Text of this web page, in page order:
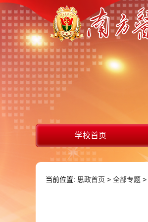
学校首页
当前位置: 思政首页 > 全部专题 >